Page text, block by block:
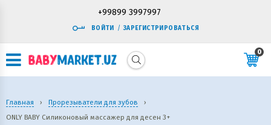
+99899 3997997
ВОЙТИ / ЗАРЕГИСТРИРОВАТЬСЯ
0
Главная › Прорезыватели для зубов
›
ONLY BABY Силиконовый массажер для десен 3+